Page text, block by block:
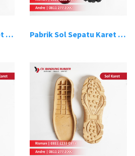
Pabrik Sol Sepatu Karet Bandung 15 Pabrik Sol Sepatu Karet Bandung 16